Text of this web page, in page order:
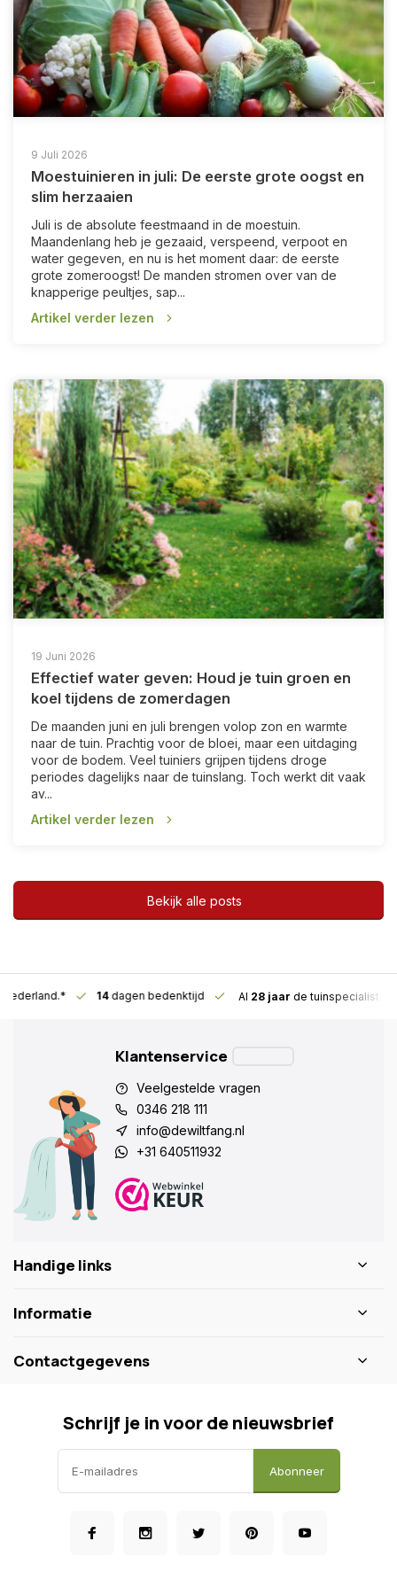
9 Juli 2026
Moestuinieren in juli: De eerste grote oogst en
slim herzaaien
Juli is de absolute feestmaand in de moestuin.
Maandenlang heb je gezaaid, verspeend, verpoot en
water gegeven, en nu is het moment daar: de eerste
grote zomeroogst! De manden stromen over van de
knapperige peultjes, sap...
Artikel verder lezen
19 Juni 2026
Effectief water geven: Houd je tuin groen en
koel tijdens de zomerdagen
De maanden juni en juli brengen volop zon en warmte
naar de tuin. Prachtig voor de bloei, maar een uitdaging
voor de bodem. Veel tuiniers grijpen tijdens droge
periodes dagelijks naar de tuinslang. Toch werkt dit vaak
av...
Artikel verder lezen
Bekijk alle posts
Nederland.* 14dagen bedenktijd Al 28 jaar de tuinspecialist
Klantenservice
Veelgestelde vragen
0346 218 111
info@dewiltfang.nl
+31 640511932
Handige links
Informatie
Contactgegevens
Schrijf je in voor de nieuwsbrief
Abonneer